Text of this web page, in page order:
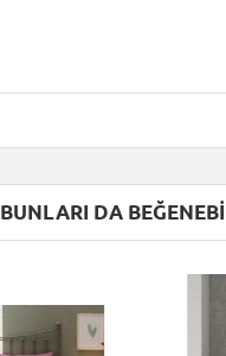
BUNLARI DA